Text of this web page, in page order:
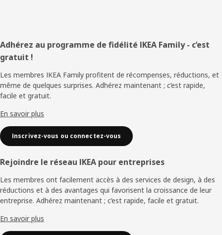
Pied
de
page
Adhérez au programme de fidélité IKEA Family - c’est
gratuit !
Les membres IKEA Family profitent de récompenses, réductions, et
même de quelques surprises. Adhérez maintenant ; c’est rapide,
facile et gratuit.
En savoir plus
Inscrivez-vous ou connectez-vous
Rejoindre le réseau IKEA pour entreprises
Les membres ont facilement accès à des services de design, à des
réductions et à des avantages qui favorisent la croissance de leur
entreprise. Adhérez maintenant ; c’est rapide, facile et gratuit.
En savoir plus